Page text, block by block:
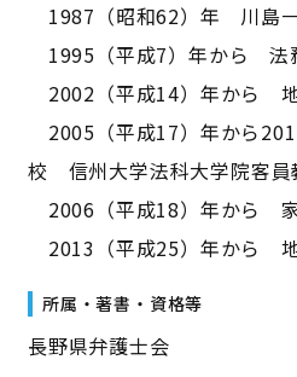
1987（昭和62）年 川島
1995（平成7）年から 法
2002（平成14）年から
2005（平成17）年から
校 信州大学法科大学院客員
2006（平成18）年から
2013（平成25）年から
所属・著書・資格等
長野県弁護士会